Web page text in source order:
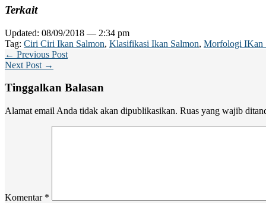
Terkait
Updated: 08/09/2018 — 2:34 pm
Tag: Ciri Ciri Ikan Salmon, Klasifikasi Ikan Salmon, Morfologi IKan
← Previous Post
Next Post →
Tinggalkan Balasan
Alamat email Anda tidak akan dipublikasikan. Ruas yang wajib
Komentar *